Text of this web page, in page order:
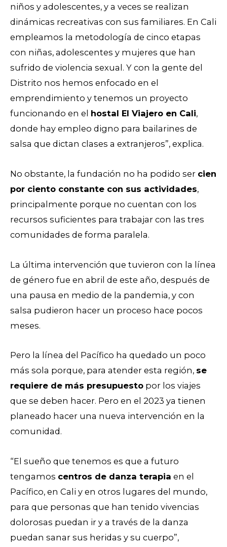
niños y adolescentes, y a veces se realizan
dinámicas recreativas con sus familiares. En Cali
empleamos la metodología de cinco etapas
con niñas, adolescentes y mujeres que han
sufrido de violencia sexual. Y con la gente del
Distrito nos hemos enfocado en el
emprendimiento y tenemos un proyecto
funcionando en el hostal El Viajero en Cali,
donde hay empleo digno para bailarines de
salsa que dictan clases a extranjeros”, explica.
No obstante, la fundación no ha podido ser cien
por ciento constante con sus actividades,
principalmente porque no cuentan con los
recursos suficientes para trabajar con las tres
comunidades de forma paralela.
La última intervención que tuvieron con la línea
de género fue en abril de este año, después de
una pausa en medio de la pandemia, y con
salsa pudieron hacer un proceso hace pocos
meses.
Pero la línea del Pacífico ha quedado un poco
más sola porque, para atender esta región, se
requiere de más presupuesto por los viajes
que se deben hacer. Pero en el 2023 ya tienen
planeado hacer una nueva intervención en la
comunidad.
“El sueño que tenemos es que a futuro
tengamos centros de danza terapia en el
Pacífico, en Cali y en otros lugares del mundo,
para que personas que han tenido vivencias
dolorosas puedan ir y a través de la danza
puedan sanar sus heridas y su cuerpo”,